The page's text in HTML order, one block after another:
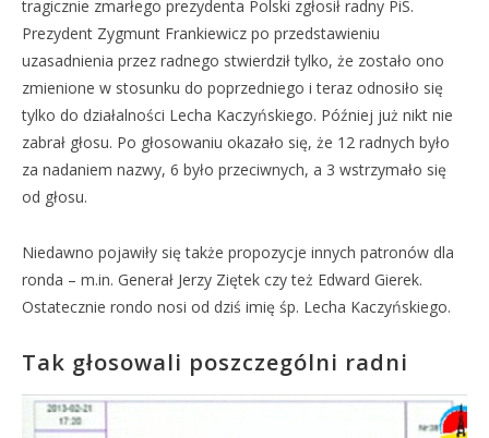
tragicznie zmarłego prezydenta Polski zgłosił radny PiS.
Prezydent Zygmunt Frankiewicz po przedstawieniu
uzasadnienia przez radnego stwierdził tylko, że zostało ono
zmienione w stosunku do poprzedniego i teraz odnosiło się
tylko do działalności Lecha Kaczyńskiego. Później już nikt nie
zabrał głosu. Po głosowaniu okazało się, że 12 radnych było
za nadaniem nazwy, 6 było przeciwnych, a 3 wstrzymało się
od głosu.
Niedawno pojawiły się także propozycje innych patronów dla
ronda – m.in. Generał Jerzy Ziętek czy też Edward Gierek.
Ostatecznie rondo nosi od dziś imię śp. Lecha Kaczyńskiego.
Tak głosowali poszczególni radni